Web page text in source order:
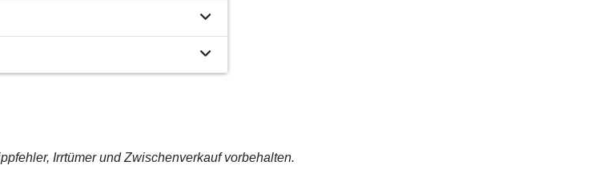
Irrtümer und Zwischenverkauf vorbehalten.